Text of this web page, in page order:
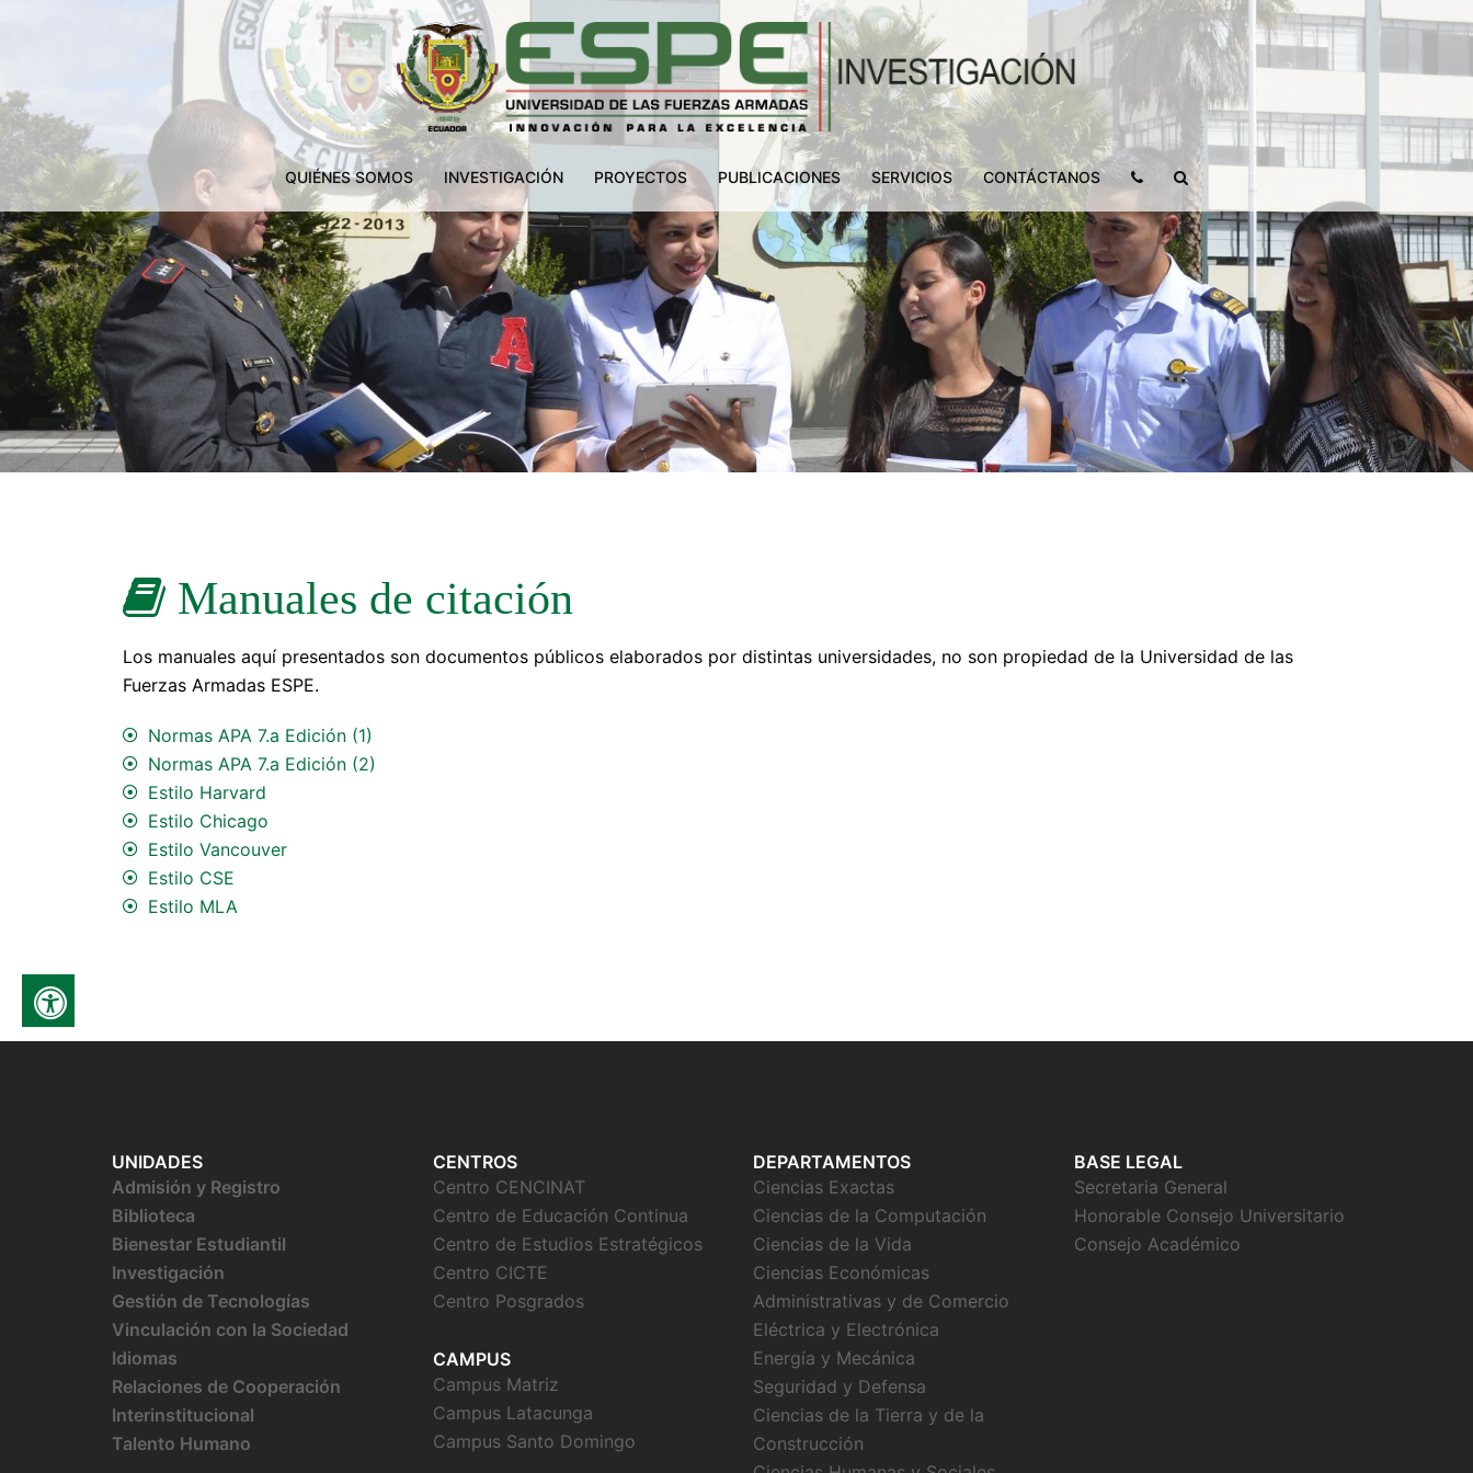
QUIÉNES SOMOS INVESTIGACIÓN PROYECTOS PUBLICACIONES SERVICIOS CONTÁCTANOS
Manuales de citación
Los manuales aquí presentados son documentos públicos elaborados por distintas universidades, no son propiedad de la Universidad de las
Fuerzas Armadas ESPE.
Normas APA 7.a Edición (1)
Normas APA 7.a Edición (2)
Estilo Harvard
Estilo Chicago
Estilo Vancouver
Estilo CSE
Estilo MLA
UNIDADES
Admisión y Registro
Biblioteca
Bienestar Estudiantil
Investigación
Gestión de Tecnologías
Vinculación con la Sociedad
Idiomas
Relaciones de Cooperación
Interinstitucional
Talento Humano
CENTROS
Centro CENCINAT
Centro de Educación Continua
Centro de Estudios Estratégicos
Centro CICTE
Centro Posgrados
CAMPUS
Campus Matriz
Campus Latacunga
Campus Santo Domingo
DEPARTAMENTOS
Ciencias Exactas
Ciencias de la Computación
Ciencias de la Vida
Ciencias Económicas
Administrativas y de Comercio
Eléctrica y Electrónica
Energía y Mecánica
Seguridad y Defensa
Ciencias de la Tierra y de la
Construcción
BASE LEGAL
Secretaria General
Honorable Consejo Universitario
Consejo Académico